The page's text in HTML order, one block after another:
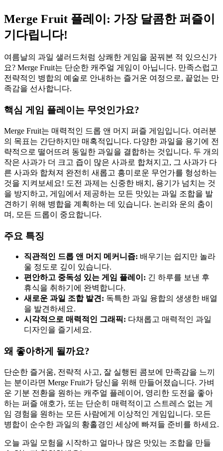
Merge Fruit 플레이: 가장 달콤한 퍼즐이
기다립니다!
여름날의 과일 샐러드처럼 상쾌한 게임을 꿈꿔본 적 있으신가
요? Merge Fruit는 단순한 캐주얼 게임이 아닙니다. 만족스럽고
전략적인 병합의 예술로 안내하는 즐거운 여정으로, 끝없는 만
족감을 선사합니다.
핵심 게임 플레이는 무엇인가요?
Merge Fruit는 매력적인 드롭 앤 머지 퍼즐 게임입니다. 여러분
의 목표는 간단하지만 매혹적입니다. 다양한 과일을 용기에 전
략적으로 떨어뜨려 동일한 과일을 결합하는 것입니다. 두 개의
작은 사과가 더 크고 즙이 많은 사과로 합쳐지고, 그 사과가 다
른 사과와 합쳐져 완전히 새롭고 흥미로운 무언가를 형성하는
것을 지켜보세요! 도전 과제는 신중한 배치, 용기가 넘치는 것
을 방지하고, 게임에서 제공하는 모든 맛있는 과일 조합을 발
견하기 위해 병합을 계획하는 데 있습니다. 논리와 운의 춤이
며, 모든 드롭이 중요합니다.
주요 특징
직관적인 드롭 앤 머지 메커니즘: 배우기는 쉽지만 놀라
울 정도로 깊이 있습니다.
편안하고 중독성 있는 게임 플레이: 긴 하루를 보낸 후
휴식을 취하기에 완벽합니다.
새로운 과일 조합 발견: 독특한 과일 융합의 생생한 배열
을 발견하세요.
시각적으로 매력적인 그래픽: 다채롭고 매력적인 과일
디자인을 즐기세요.
왜 좋아하게 될까요?
단순한 즐거움, 전략적 사고, 잘 실행된 콤보에 만족감을 느끼
는 분이라면 Merge Fruit가 당신을 위해 만들어졌습니다. 가벼
운 기분 전환을 원하는 캐주얼 플레이어, 영리한 도전을 좋아
하는 퍼즐 애호가, 또는 단순히 매력적이고 스트레스 없는 게
임 경험을 원하는 모든 사람에게 이상적인 게임입니다. 모든
병합이 순수한 과일의 황홀경인 세상에 빠져들 준비를 하세요.
오늘 과일 모험을 시작하고 얼마나 많은 맛있는 조합을 만들